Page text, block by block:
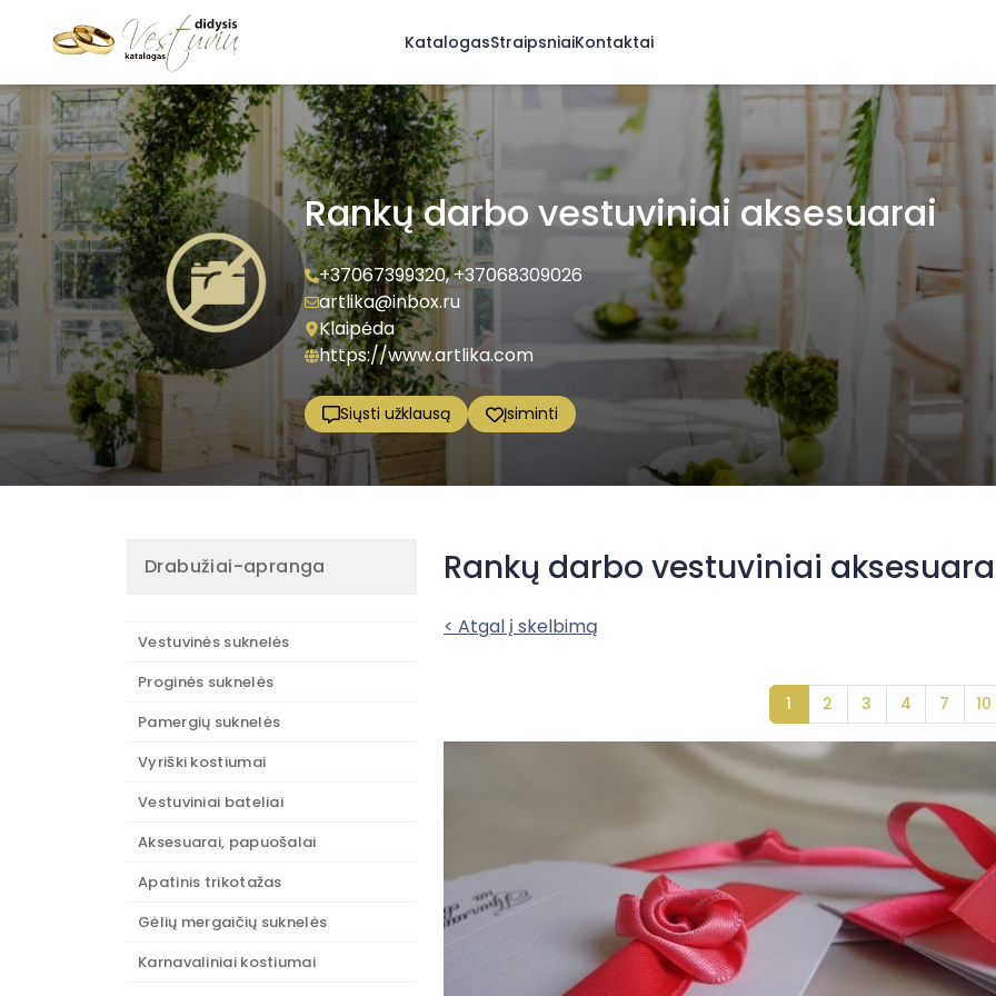
KatalogasStraipsniaiKontaktai
Rankų darbo vestuviniai aksesuarai
+37067399320,+37068309026
artlika@inbox.ru
Klaipėda
https://www.artlika.com
Siųsti užklausą Įsiminti
Drabužiai-apranga
Vestuvinės suknelės
Proginės suknelės
Pamergių suknelės
Vyriški kostiumai
Vestuviniai bateliai
Aksesuarai, papuošalai
Apatinis trikotažas
Gėlių mergaičių suknelės
Karnavaliniai kostiumai
Rankų darbo vestuviniai
< Atgal į skelbimą
1 2 3 4 7 10